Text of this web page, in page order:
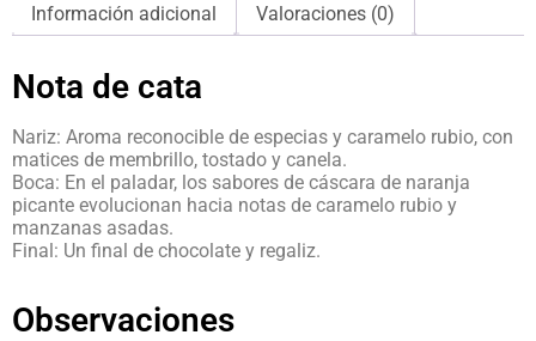
Información adicional
Valoraciones (0)
Nota de cata
Nariz: Aroma reconocible de especias y caramelo rubio, con
matices de membrillo, tostado y canela.
Boca: En el paladar, los sabores de cáscara de naranja
picante evolucionan hacia notas de caramelo rubio y
manzanas asadas.
Final: Un final de chocolate y regaliz.
Observaciones